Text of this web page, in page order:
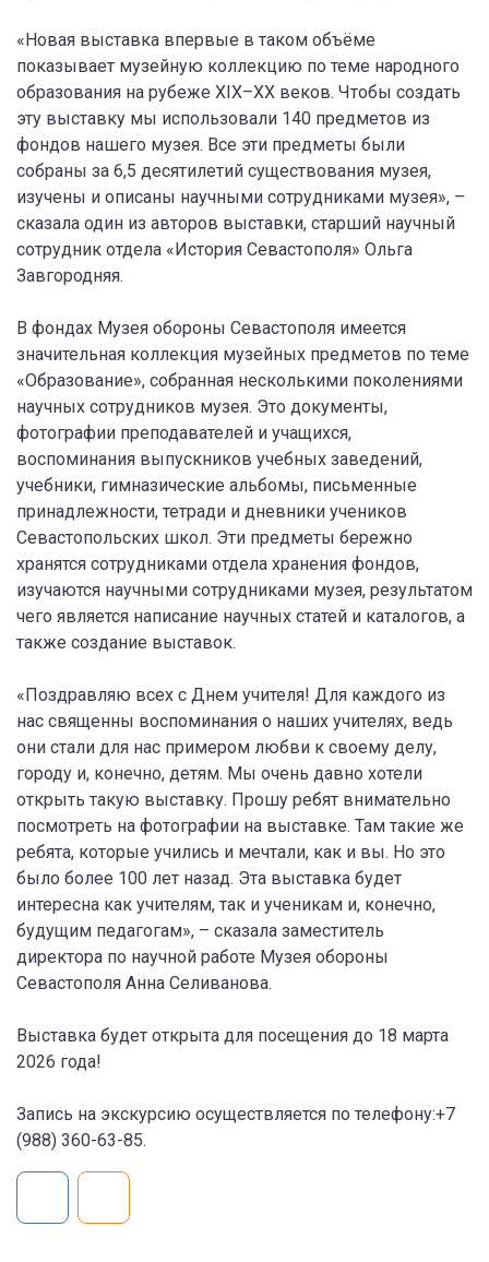
«Новая выставка впервые в таком объёме
показывает музейную коллекцию по теме народного
образования на рубеже XIX–XX веков. Чтобы создать
эту выставку мы использовали 140 предметов из
фондов нашего музея. Все эти предметы были
собраны за 6,5 десятилетий существования музея,
изучены и описаны научными сотрудниками музея», –
сказала один из авторов выставки, старший научный
сотрудник отдела «История Севастополя» Ольга
Завгородняя.
В фондах Музея обороны Севастополя имеется
значительная коллекция музейных предметов по теме
«Образование», собранная несколькими поколениями
научных сотрудников музея. Это документы,
фотографии преподавателей и учащихся,
воспоминания выпускников учебных заведений,
учебники, гимназические альбомы, письменные
принадлежности, тетради и дневники учеников
Севастопольских школ. Эти предметы бережно
хранятся сотрудниками отдела хранения фондов,
изучаются научными сотрудниками музея, результатом
чего является написание научных статей и каталогов, а
также создание выставок.
«Поздравляю всех с Днем учителя! Для каждого из
нас священны воспоминания о наших учителях, ведь
они стали для нас примером любви к своему делу,
городу и, конечно, детям. Мы очень давно хотели
открыть такую выставку. Прошу ребят внимательно
посмотреть на фотографии на выставке. Там такие же
ребята, которые учились и мечтали, как и вы. Но это
было более 100 лет назад. Эта выставка будет
интересна как учителям, так и ученикам и, конечно,
будущим педагогам», – сказала заместитель
директора по научной работе Музея обороны
Севастополя Анна Селиванова.
Выставка будет открыта для посещения до 18 марта
2026 года!
Запись на экскурсию осуществляется по телефону:+7
(988) 360-63-85.